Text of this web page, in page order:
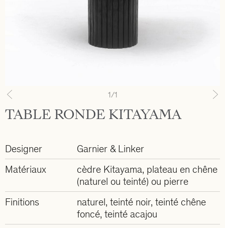
Previous 1/1
TABLE RONDE KITAYAMA
Designer
Garnier & Linker
Matériaux
cèdre Kitayama, plateau en chêne
(naturel ou teinté) ou pierre
Finitions
naturel, teinté noir, teinté chêne
foncé, teinté acajou